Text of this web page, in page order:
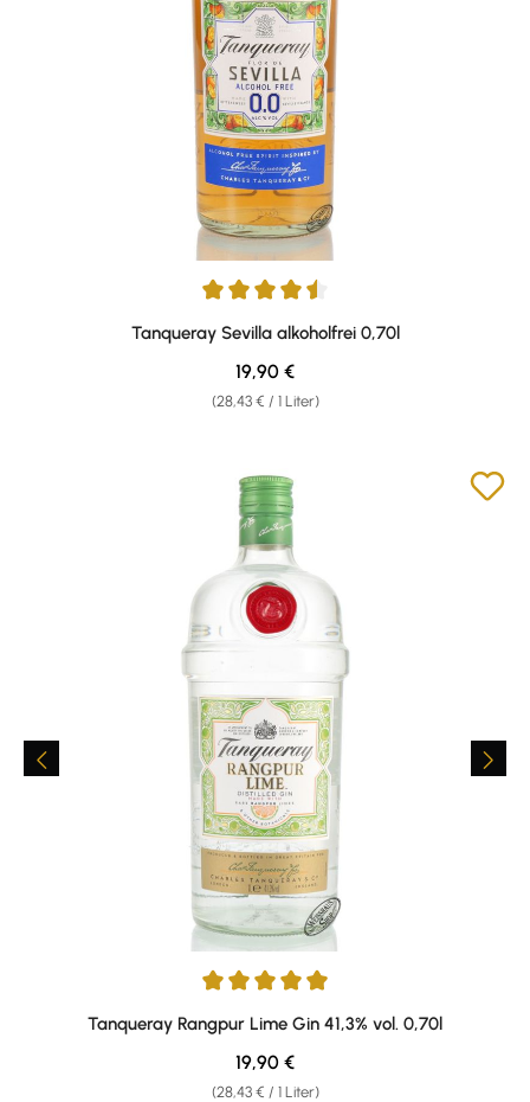
Durchschnittliche Bewertung von 4.5 von 5 Sternen
Tanqueray Sevilla alkoholfrei 0,70l
(28,43 € / 1 Liter)
Regulärer Preis:
19,90 €
Durchschnittliche Bewertung von 4.92 von 5 Sternen
Tanqueray Rangpur Lime Gin 41,3% vol. 0,70l
(28,43 € / 1 Liter)
Regulärer Preis:
19,90 €